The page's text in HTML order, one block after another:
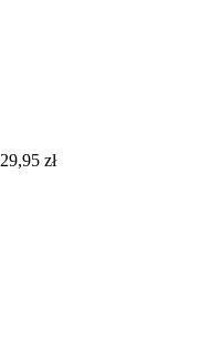
29,95 zł